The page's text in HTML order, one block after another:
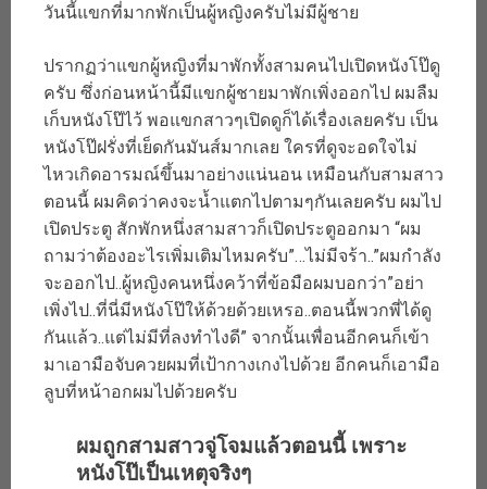
วันนี้แขกที่มากพักเป็นผู้หญิงครับไม่มีผู้ชาย
ปรากฏว่าแขกผู้หญิงที่มาพักทั้งสามคนไปเปิดหนังโป๊ดู
ครับ ซึ่งก่อนหน้านี้มีแขกผู้ชายมาพักเพิ่งออกไป ผมลืม
เก็บหนังโป๊ไว้ พอแขกสาวๆเปิดดูก็ได้เรื่องเลยครับ เป็น
หนังโป๊ฝรั่งที่เย็ดกันมันส์มากเลย ใครที่ดูจะอดใจไม่
ไหวเกิดอารมณ์ขึ้นมาอย่างแน่นอน เหมือนกับสามสาว
ตอนนี้ ผมคิดว่าคงจะน้ำแตกไปตามๆกันเลยครับ ผมไป
เปิดประตู สักพักหนึ่งสามสาวก็เปิดประตูออกมา “ผม
ถามว่าต้องอะไรเพิ่มเติมไหมครับ”…ไม่มีจร้า..”ผมกำลัง
จะออกไป..ผู้หญิงคนหนึ่งคว้าที่ข้อมือผมบอกว่า”อย่า
เพิ่งไป..ที่นี่มีหนังโป๊ให้ด้วยด้วยเหรอ..ตอนนี้พวกพี่ได้ดู
กันแล้ว..แต่ไม่มีที่ลงทำไงดี” จากนั้นเพื่อนอีกคนก็เข้า
มาเอามือจับควยผมที่เป้ากางเกงไปด้วย อีกคนก็เอามือ
ลูบที่หน้าอกผมไปด้วยครับ
ผมถูกสามสาวจู่โจมแล้วตอนนี้ เพราะ
หนังโป๊เป็นเหตุจริงๆ